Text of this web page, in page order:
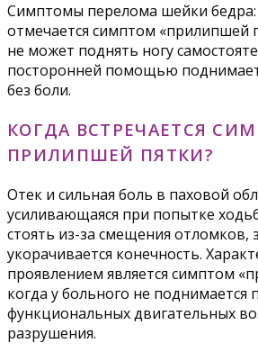
Симптомы перелома шейки бедра:
отмечается симптом «прилипшей
не может поднять ногу
посторонней помощью
без боли.
КОГДА ВСТРЕЧАЕТСЯ
ПРИЛИПШЕЙ ПЯТКИ?
Отек и сильная боль в паховой
усиливающаяся при попытке
стоять из-за смещения отломков,
укорачивается конечность.
проявлением является симптом
когда у больного не поднимается
функциональных двигательных
разрушения.